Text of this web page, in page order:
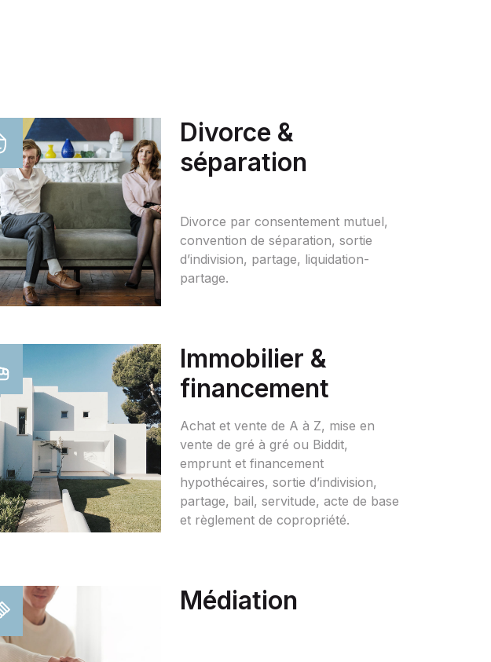
Divorce &
séparation
Divorce par consentement mutuel,
convention de séparation, sortie
d’indivision, partage, liquidation-
partage.
Immobilier &
financement
Achat et vente de A à Z, mise en
vente de gré à gré ou Biddit,
emprunt et financement
hypothécaires, sortie d’indivision,
partage, bail, servitude, acte de base
et règlement de copropriété.
Médiation